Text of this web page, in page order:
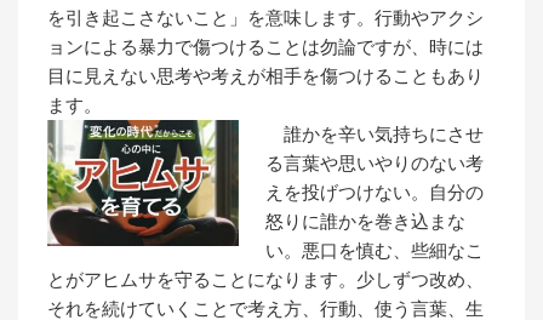
を引き起こさないこと」を意味します。行動やアクシ
ョンによる暴力で傷つけることは勿論ですが、時には
目に見えない思考や考えが相手を傷つけることもあり
ます。
誰かを辛い気持ちにさせ
る言葉や思いやりのない考
えを投げつけない。自分の
怒りに誰かを巻き込まな
い。悪口を慎む、些細なこ
とがアヒムサを守ることになります。少しずつ改め、
それを続けていくことで考え方、行動、使う言葉、生